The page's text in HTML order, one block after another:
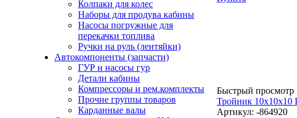
Колпаки для колес
Наборы для продува кабины
Насосы погружные для
перекачки топлива
Ручки на руль (лентяйки)
Автокомпоненты (запчасти)
ГУР и насосы гур
Детали кабины
Компрессоры и рем.комплекты
Прочие группы товаров
Карданные валы
Быстрый просмотр
Тройник 10х10х10
Артикул: -864920